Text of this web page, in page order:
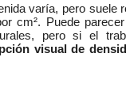
varía, pero suele
cm². Puede
pero si el
visual de